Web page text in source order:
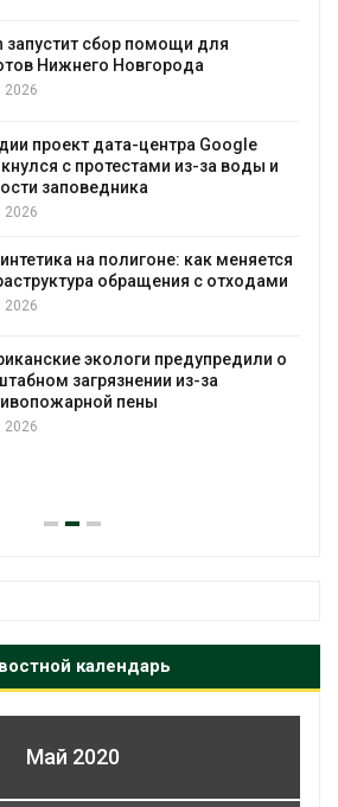
запустит сбор помощи для
Нижнего Новгорода
2026
проект дата-центра Google
с протестами из-за воды и
заповедника
2026
на полигоне: как меняется
обращения с отходами
2026
экологи предупредили о
загрязнении из-за
пены
2026
календарь
Май 2020